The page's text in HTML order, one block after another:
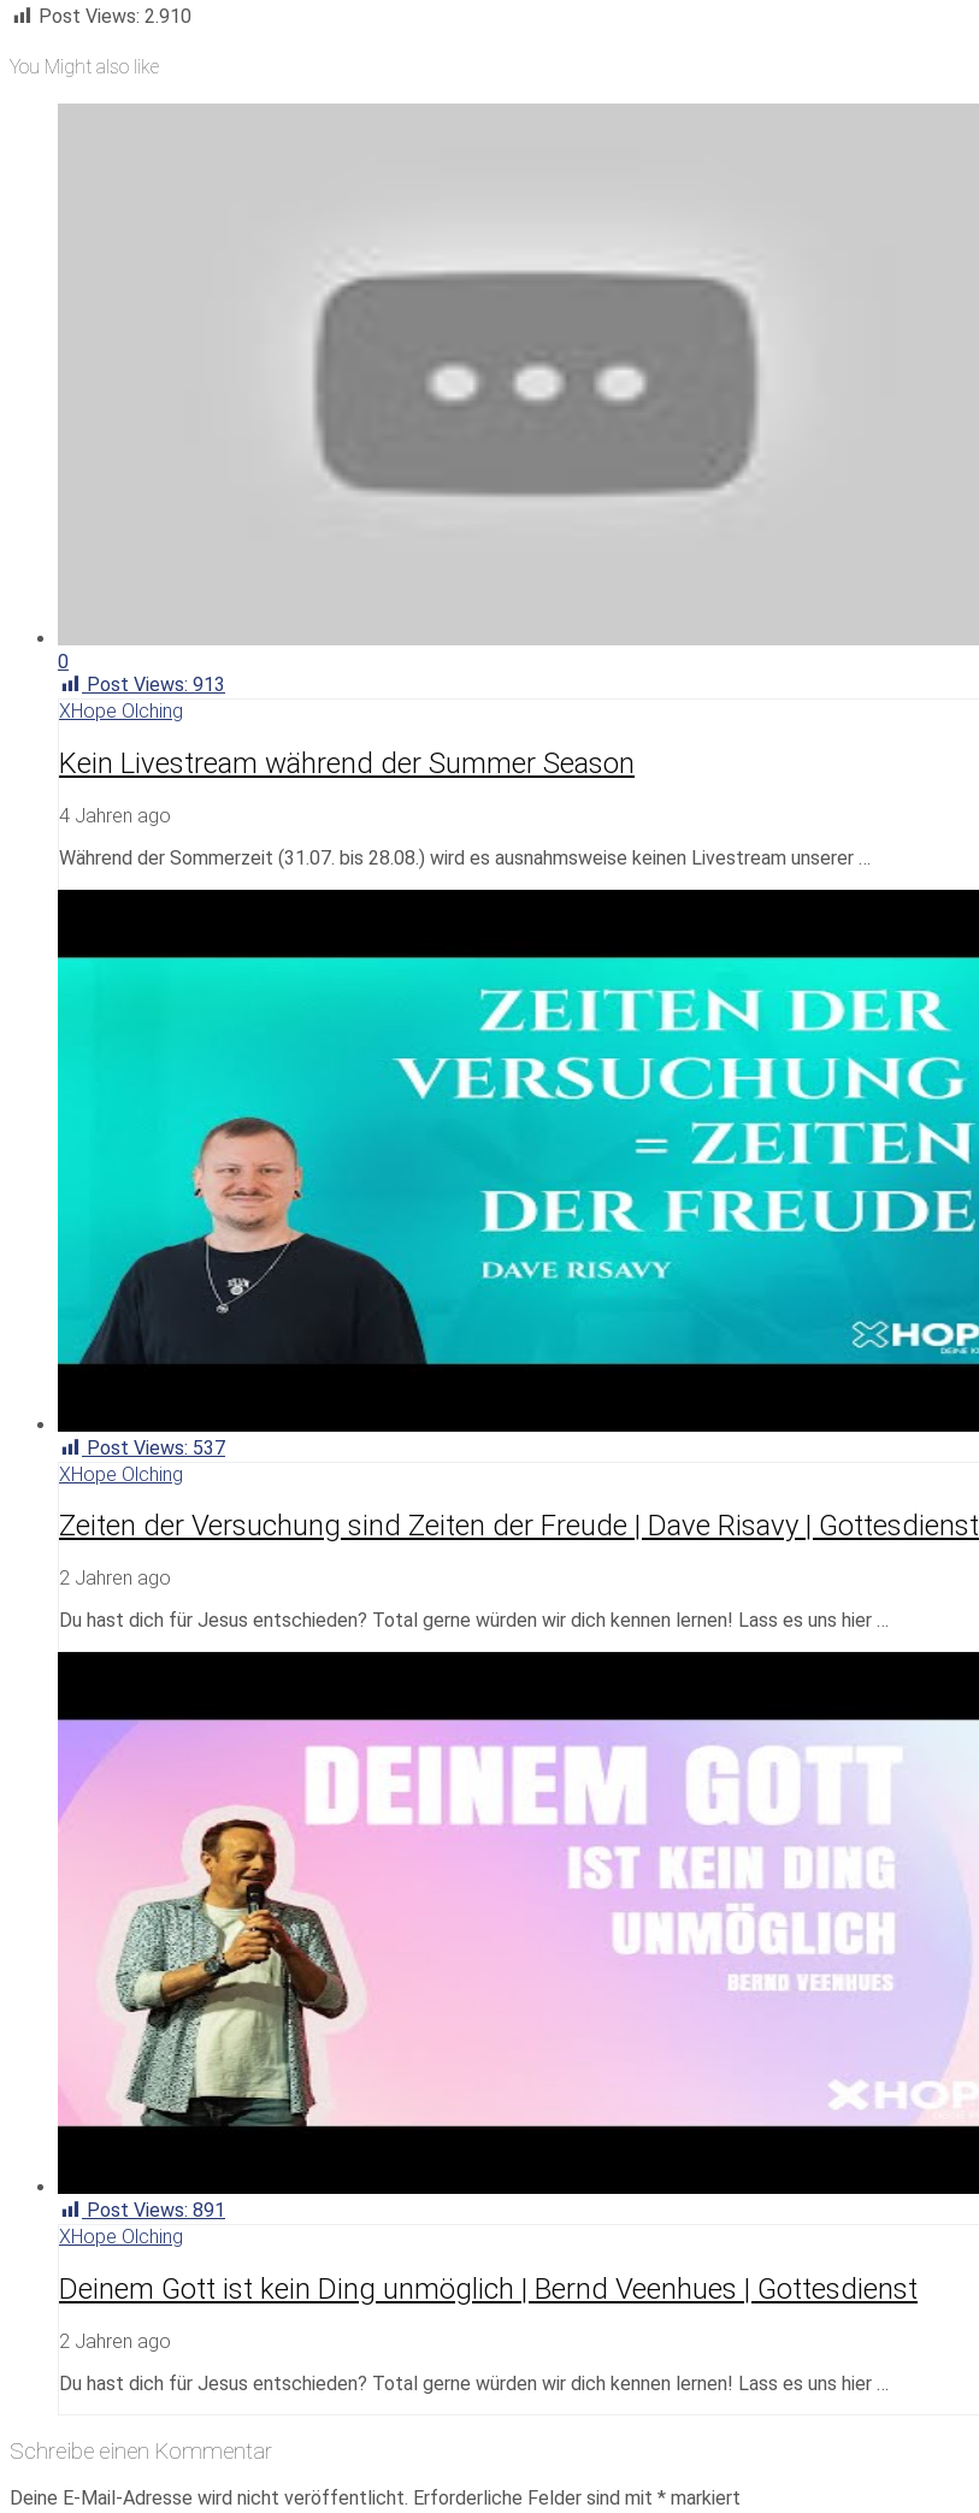
Post Views: 2.910
You Might also like
0
Post Views: 913
XHope Olching
Kein Livestream während der Summer Season
4 Jahren ago
Während der Sommerzeit (31.07. bis 28.08.) wird es ausnahmsweise keinen Livestream unserer …
Post Views: 537
XHope Olching
Zeiten der Versuchung sind Zeiten der Freude | Dave Risavy | Gottesdienst
2 Jahren ago
Du hast dich für Jesus entschieden? Total gerne würden wir dich kennen lernen! Lass es uns hier …
Post Views: 891
XHope Olching
Deinem Gott ist kein Ding unmöglich | Bernd Veenhues | Gottesdienst
2 Jahren ago
Du hast dich für Jesus entschieden? Total gerne würden wir dich kennen lernen! Lass es uns hier …
Schreibe einen Kommentar
Deine E-Mail-Adresse wird nicht veröffentlicht. Erforderliche Felder sind mit * markiert